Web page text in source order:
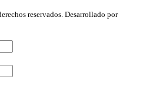
reservados. Desarrollado por